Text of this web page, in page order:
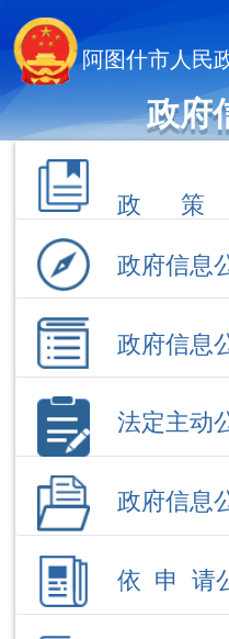
阿图什市人民
政府
政府信息公开
政府信息公开
法定主动公开
政府信息公开
依 申 请公
应急管理局